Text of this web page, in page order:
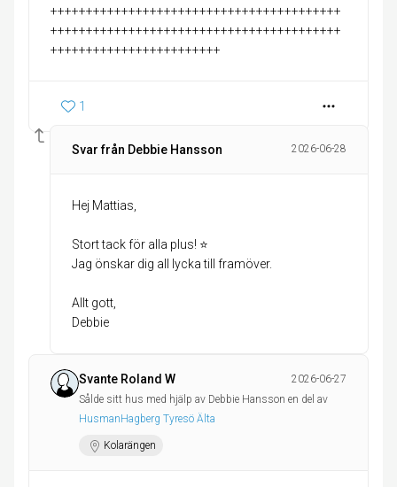
+++++++++++++++++++++++++++++++++++++++++
+++++++++++++++++++++++++++++++++++++++++
++++++++++++++++++++++++
1
Svar från Debbie Hansson 2026-06-28
Hej Mattias,
Stort tack för alla plus! ⭐️
Jag önskar dig all lycka till framöver.
Allt gott,
Debbie
Svante Roland W
2026-06-27
Sålde sitt hus med hjälp av Debbie Hansson en del av
HusmanHagberg Tyresö Älta
Kolarängen